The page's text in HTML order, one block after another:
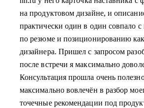
на продуктовом дизайне, и
практически один в один совпало
по резюме и позиционированию
дизайнера. Пришел с запросом
после встречи я максимально
Консультация прошла очень
максимально вовлечён в разбор
точечные рекомендации под